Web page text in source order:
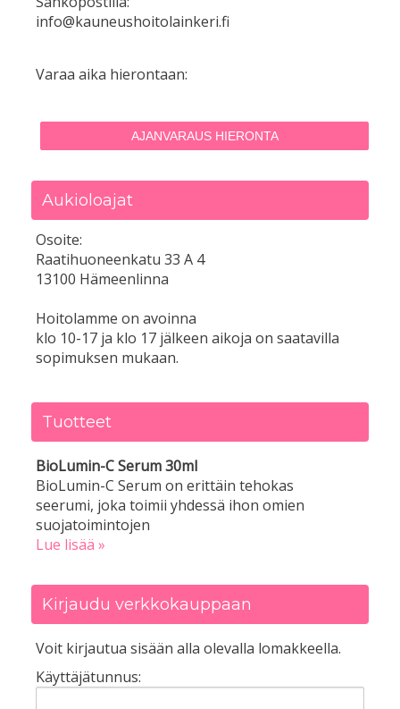
info@kauneushoitolainkeri.fi
Varaa aika hierontaan:
AJANVARAUS HIERONTA
Aukioloajat
Osoite:
Raatihuoneenkatu 33 A 4
13100 Hämeenlinna
Hoitolamme on avoinna
klo 10-17 ja klo 17 jälkeen aikoja on saatavilla
sopimuksen mukaan.
Tuotteet
BioLumin-C Serum 30ml
BioLumin-C Serum on erittäin tehokas
seerumi, joka toimii yhdessä ihon omien
suojatoimintojen
Lue lisää »
Kirjaudu verkkokauppaan
Voit kirjautua sisään alla olevalla lomakkeella.
Käyttäjätunnus: